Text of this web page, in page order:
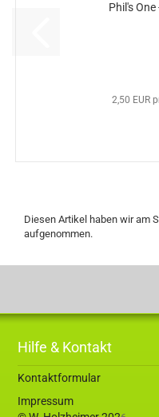
Phil's
2,50 EUR
Diesen Artikel haben wir am
aufgenommen.
Hilfe & Kontakt
Kontaktformular
Impressum